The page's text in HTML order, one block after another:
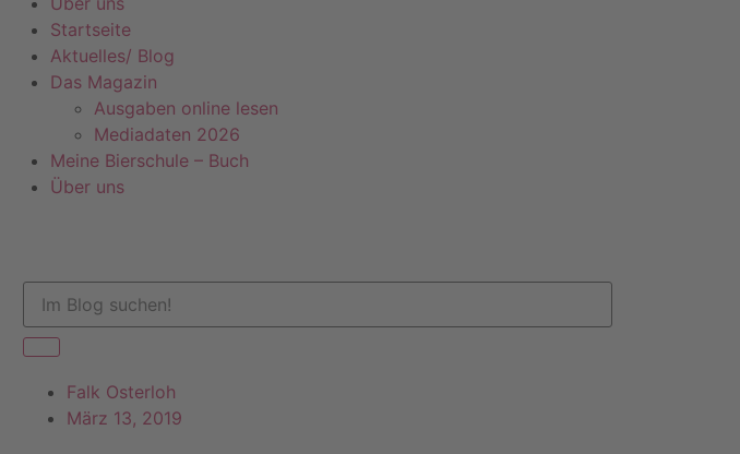
Startseite
Aktuelles/ Blog
Das Magazin
Ausgaben online lesen
Mediadaten 2026
Meine Bierschule – Buch
Über uns
Falk Osterloh
März 13, 2019